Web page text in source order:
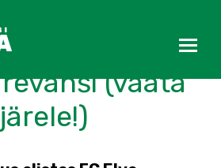
kodus JK
(vaata
järele!)